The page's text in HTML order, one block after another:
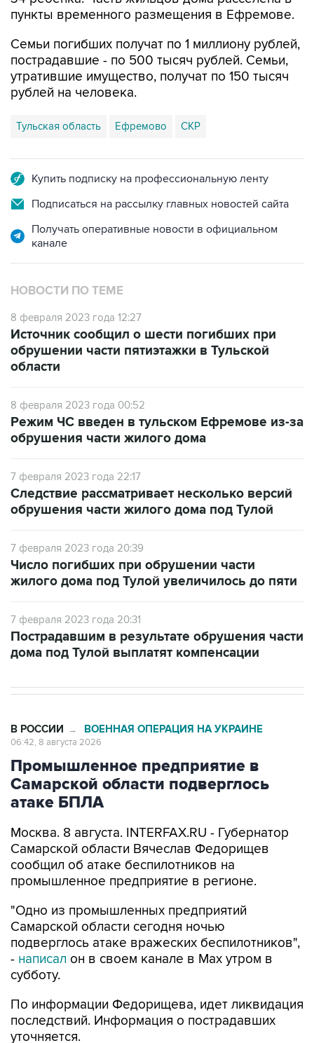
пункты временного размещения в Ефремове.
Семьи погибших получат по 1 миллиону рублей,
пострадавшие - по 500 тысяч рублей. Семьи,
утратившие имущество, получат по 150 тысяч
рублей на человека.
Тульская область Ефремово СКР
Купить подписку на профессиональную ленту
Подписаться на рассылку главных новостей сайта
Получать оперативные новости в официальном
канале
НОВОСТИ ПО ТЕМЕ
8 февраля 2023 года 12:27
Источник сообщил о шести погибших при
обрушении части пятиэтажки в Тульской
области
8 февраля 2023 года 00:52
Режим ЧС введен в тульском Ефремове из-за
обрушения части жилого дома
7 февраля 2023 года 22:17
Следствие рассматривает несколько версий
обрушения части жилого дома под Тулой
7 февраля 2023 года 20:39
Число погибших при обрушении части
жилого дома под Тулой увеличилось до пяти
7 февраля 2023 года 20:31
Пострадавшим в результате обрушения части
дома под Тулой выплатят компенсации
В РОССИИ → ВОЕННАЯ ОПЕРАЦИЯ НА УКРАИНЕ
06:42, 8 августа 2026
Промышленное предприятие в
Самарской области подверглось
атаке БПЛА
Москва. 8 августа. INTERFAX.RU - Губернатор
Самарской области Вячеслав Федорищев
сообщил об атаке беспилотников на
промышленное предприятие в регионе.
"Одно из промышленных предприятий
Самарской области сегодня ночью
подверглось атаке вражеских беспилотников",
- написал он в своем канале в Max утром в
субботу.
По информации Федорищева, идет ликвидация
последствий. Информация о пострадавших
уточняется.